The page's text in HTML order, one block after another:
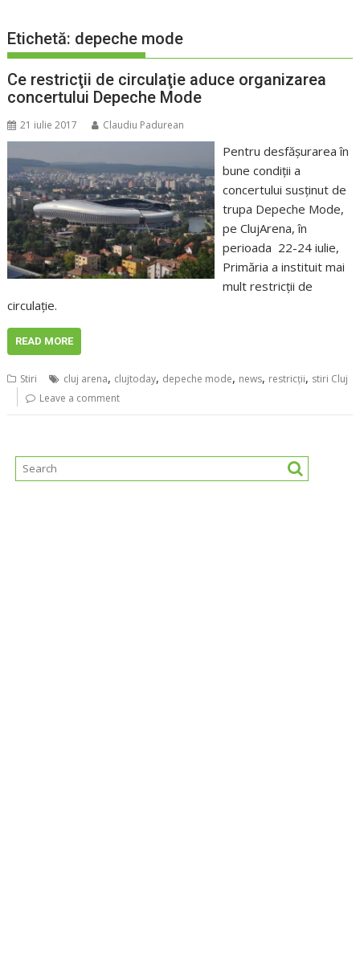
Etichetă: depeche mode
Ce restricţii de circulaţie aduce organizarea
concertului Depeche Mode
21 iulie 2017 Claudiu Padurean
Pentru desfăşurarea în
bune condiţii a
concertului susţinut de
trupa Depeche Mode,
pe ClujArena, în
perioada 22-24 iulie,
Primăria a instituit mai
mult restricţii de
circulaţie.
READ MORE
Stiri cluj arena, clujtoday, depeche mode, news, restricţii, stiri Cluj
Leave a comment